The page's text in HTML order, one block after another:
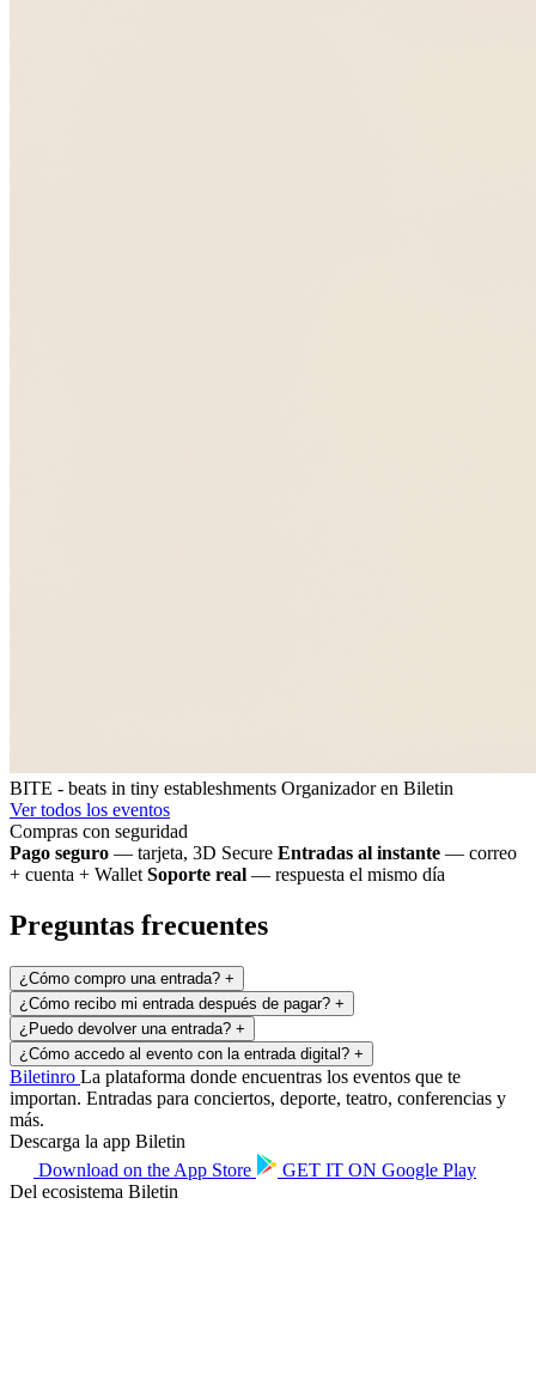
BITE - beats in tiny estableshments Organizador en Biletin
Ver todos los eventos
Compras con seguridad
Pago seguro — tarjeta, 3D Secure Entradas al instante — correo
+ cuenta + Wallet Soporte real — respuesta el mismo día
Preguntas frecuentes
¿Cómo compro una entrada? +
¿Cómo recibo mi entrada después de pagar? +
¿Puedo devolver una entrada? +
¿Cómo accedo al evento con la entrada digital? +
Biletinro La plataforma donde encuentras los eventos que te
importan. Entradas para conciertos, deporte, teatro, conferencias y
más.
Descarga la app Biletin
Download on the App Store GET IT ON Google Play
Del ecosistema Biletin